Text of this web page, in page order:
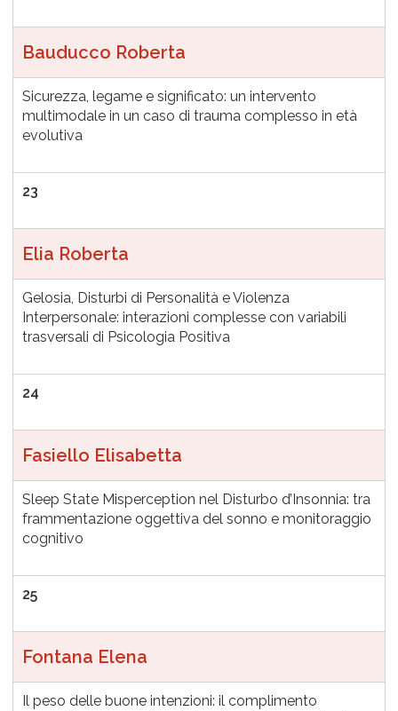
Bauducco Roberta
Sicurezza, legame e significato: un intervento
multimodale in un caso di trauma complesso in età
evolutiva
23
Elia Roberta
Gelosia, Disturbi di Personalità e Violenza
Interpersonale: interazioni complesse con variabili
trasversali di Psicologia Positiva
24
Fasiello Elisabetta
Sleep State Misperception nel Disturbo d’Insonnia: tra
frammentazione oggettiva del sonno e monitoraggio
cognitivo
25
Fontana Elena
Il peso delle buone intenzioni: il complimento